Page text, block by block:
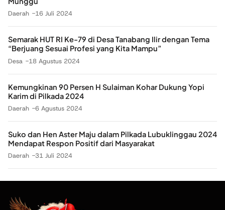
Daerah 16 Juli 2024
Semarak HUT RI Ke-79 di Desa Tanabang Ilir dengan Tema
“Berjuang Sesuai Profesi yang Kita Mampu”
Desa 18 Agustus 2024
Kemungkinan 90 Persen H Sulaiman Kohar Dukung Yopi
Karim di Pilkada 2024
Daerah 6 Agustus 2024
Suko dan Hen Aster Maju dalam Pilkada Lubuklinggau 2024
Mendapat Respon Positif dari Masyarakat
Daerah 31 Juli 2024